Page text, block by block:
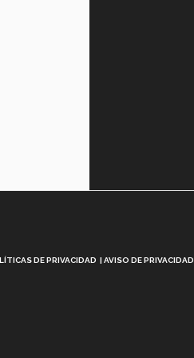
DE PRIVACIDAD AVISO DE PRIVACIDAD